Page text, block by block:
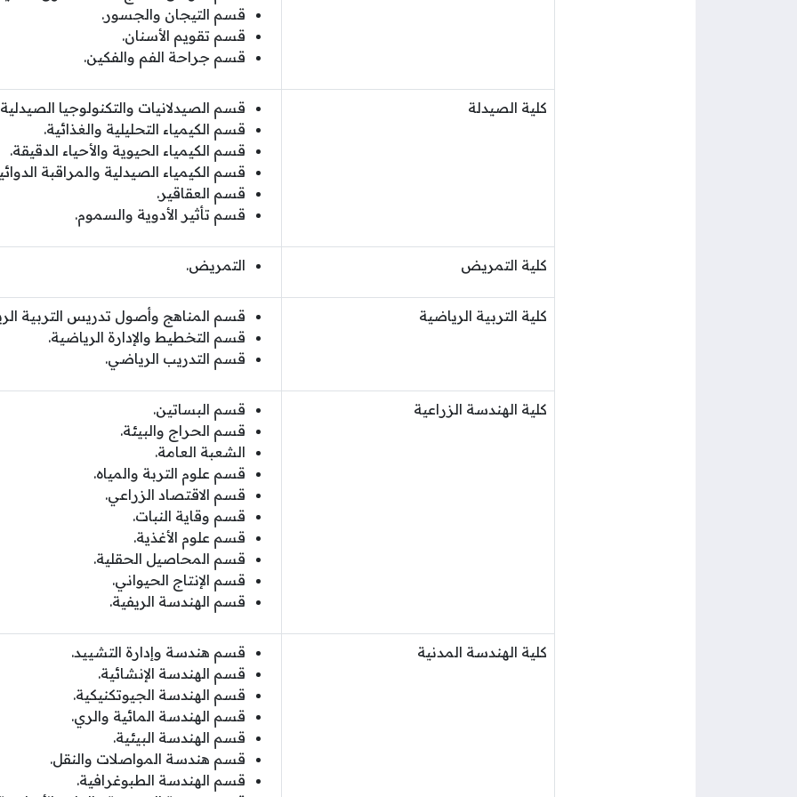
قسم التيجان والجسور.
قسم تقويم الأسنان.
قسم جراحة الفم والفكين.
كلية الصيدلة
قسم الصيدلانيات والتكنولوجيا
قسم الكيمياء التحليلية والغذائية.
قسم الكيمياء الحيوية والأحياء الدقيقة.
قسم الكيمياء الصيدلية والمراقبة
قسم العقاقير.
قسم تأثير الأدوية والسموم.
كلية التمريض التمريض.
كلية التربية الرياضية
قسم المناهج وأصول تدريس التربية
قسم التخطيط والإدارة الرياضية.
قسم التدريب الرياضي.
كلية الهندسة الزراعية
قسم البساتين.
قسم الحراج والبيئة.
الشعبة العامة.
قسم علوم التربة والمياه.
قسم الاقتصاد الزراعي.
قسم وقاية النبات.
قسم علوم الأغذية.
قسم المحاصيل الحقلية.
قسم الإنتاج الحيواني.
قسم الهندسة الريفية.
كلية الهندسة المدنية
قسم هندسة وإدارة التشييد.
قسم الهندسة الإنشائية.
قسم الهندسة الجيوتكنيكية.
قسم الهندسة المائية والري.
قسم الهندسة البيئية.
قسم هندسة المواصلات والنقل.
قسم الهندسة الطبوغرافية.